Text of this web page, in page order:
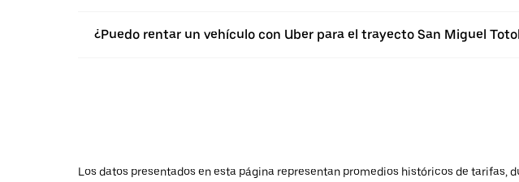
¿Puedo rentar un vehículo con Uber para el trayecto San Miguel
Los datos presentados en esta página representan promedios históricos de